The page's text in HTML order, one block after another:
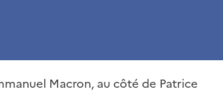
Macron, au côté de Patrice